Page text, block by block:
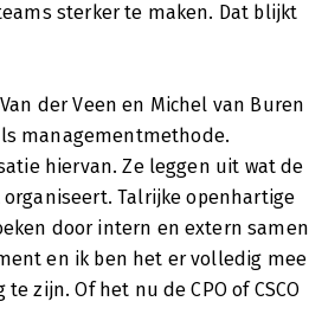
sterker te maken. Dat blijkt
der Veen en Michel van Buren
managementmethode.
hiervan. Ze leggen uit wat de
Talrijke openhartige
door intern en extern samen
en ik ben het er volledig mee
zijn. Of het nu de CPO of CSCO